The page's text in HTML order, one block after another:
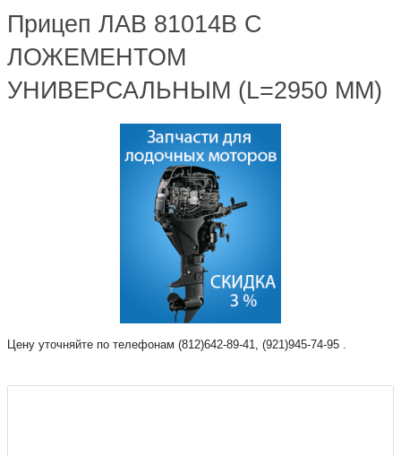
Прицеп ЛАВ 81014В С
ЛОЖЕМЕНТОМ
УНИВЕРСАЛЬНЫМ (L=2950 ММ)
Цену уточняйте по телефонам (812)642-89-41, (921)945-74-95 .